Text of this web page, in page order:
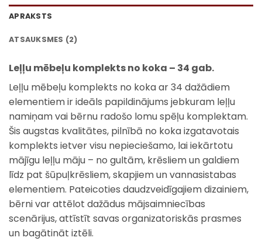
APRAKSTS
ATSAUKSMES (2)
Leļļu mēbeļu komplekts no koka – 34 gab.
Leļļu mēbeļu komplekts no koka ar 34 dažādiem
elementiem ir ideāls papildinājums jebkuram leļļu
namiņam vai bērnu radošo lomu spēļu komplektam.
Šis augstas kvalitātes, pilnībā no koka izgatavotais
komplekts ietver visu nepieciešamo, lai iekārtotu
mājīgu leļļu māju – no gultām, krēsliem un galdiem
līdz pat šūpuļkrēsliem, skapjiem un vannasistabas
elementiem. Pateicoties daudzveidīgajiem dizainiem,
bērni var attēlot dažādus mājsaimniecības
scenārijus, attīstīt savas organizatoriskās prasmes
un bagātināt iztēli.